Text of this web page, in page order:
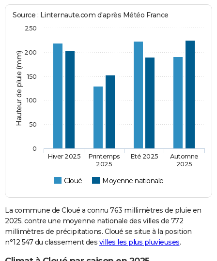
Hauteur de pluie (mm)
Source : Linternaute.com d'après Météo France
Cloué Moyenne nationale
Hiver 2025
Printemps
2025
Eté 2025
Automne
2025
0
50
100
150
200
250
La commune de Cloué a connu 763 millimètres de pluie en
2025, contre une moyenne nationale des villes de 772
millimètres de précipitations. Cloué se situe à la position
n°12 547 du classement des villes les plus pluvieuses.